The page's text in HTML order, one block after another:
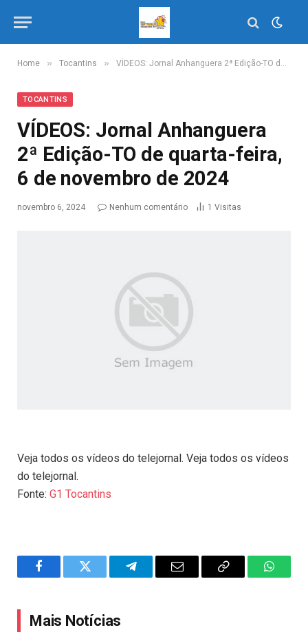
Home » Tocantins » VÍDEOS: Jornal Anhanguera 2ª Edição-TO de quarta-feira, 6 de novembro de 2024
TOCANTINS
VÍDEOS: Jornal Anhanguera
2ª Edição-TO de quarta-feira,
6 de novembro de 2024
novembro 6, 2024 Nenhum comentário 1 Visitas
Veja todos os vídeos do telejornal. Veja todos os vídeos
do telejornal.
Fonte: G1 Tocantins
FacebookTwitter TelegramEmail
Copy
Mais Notícias